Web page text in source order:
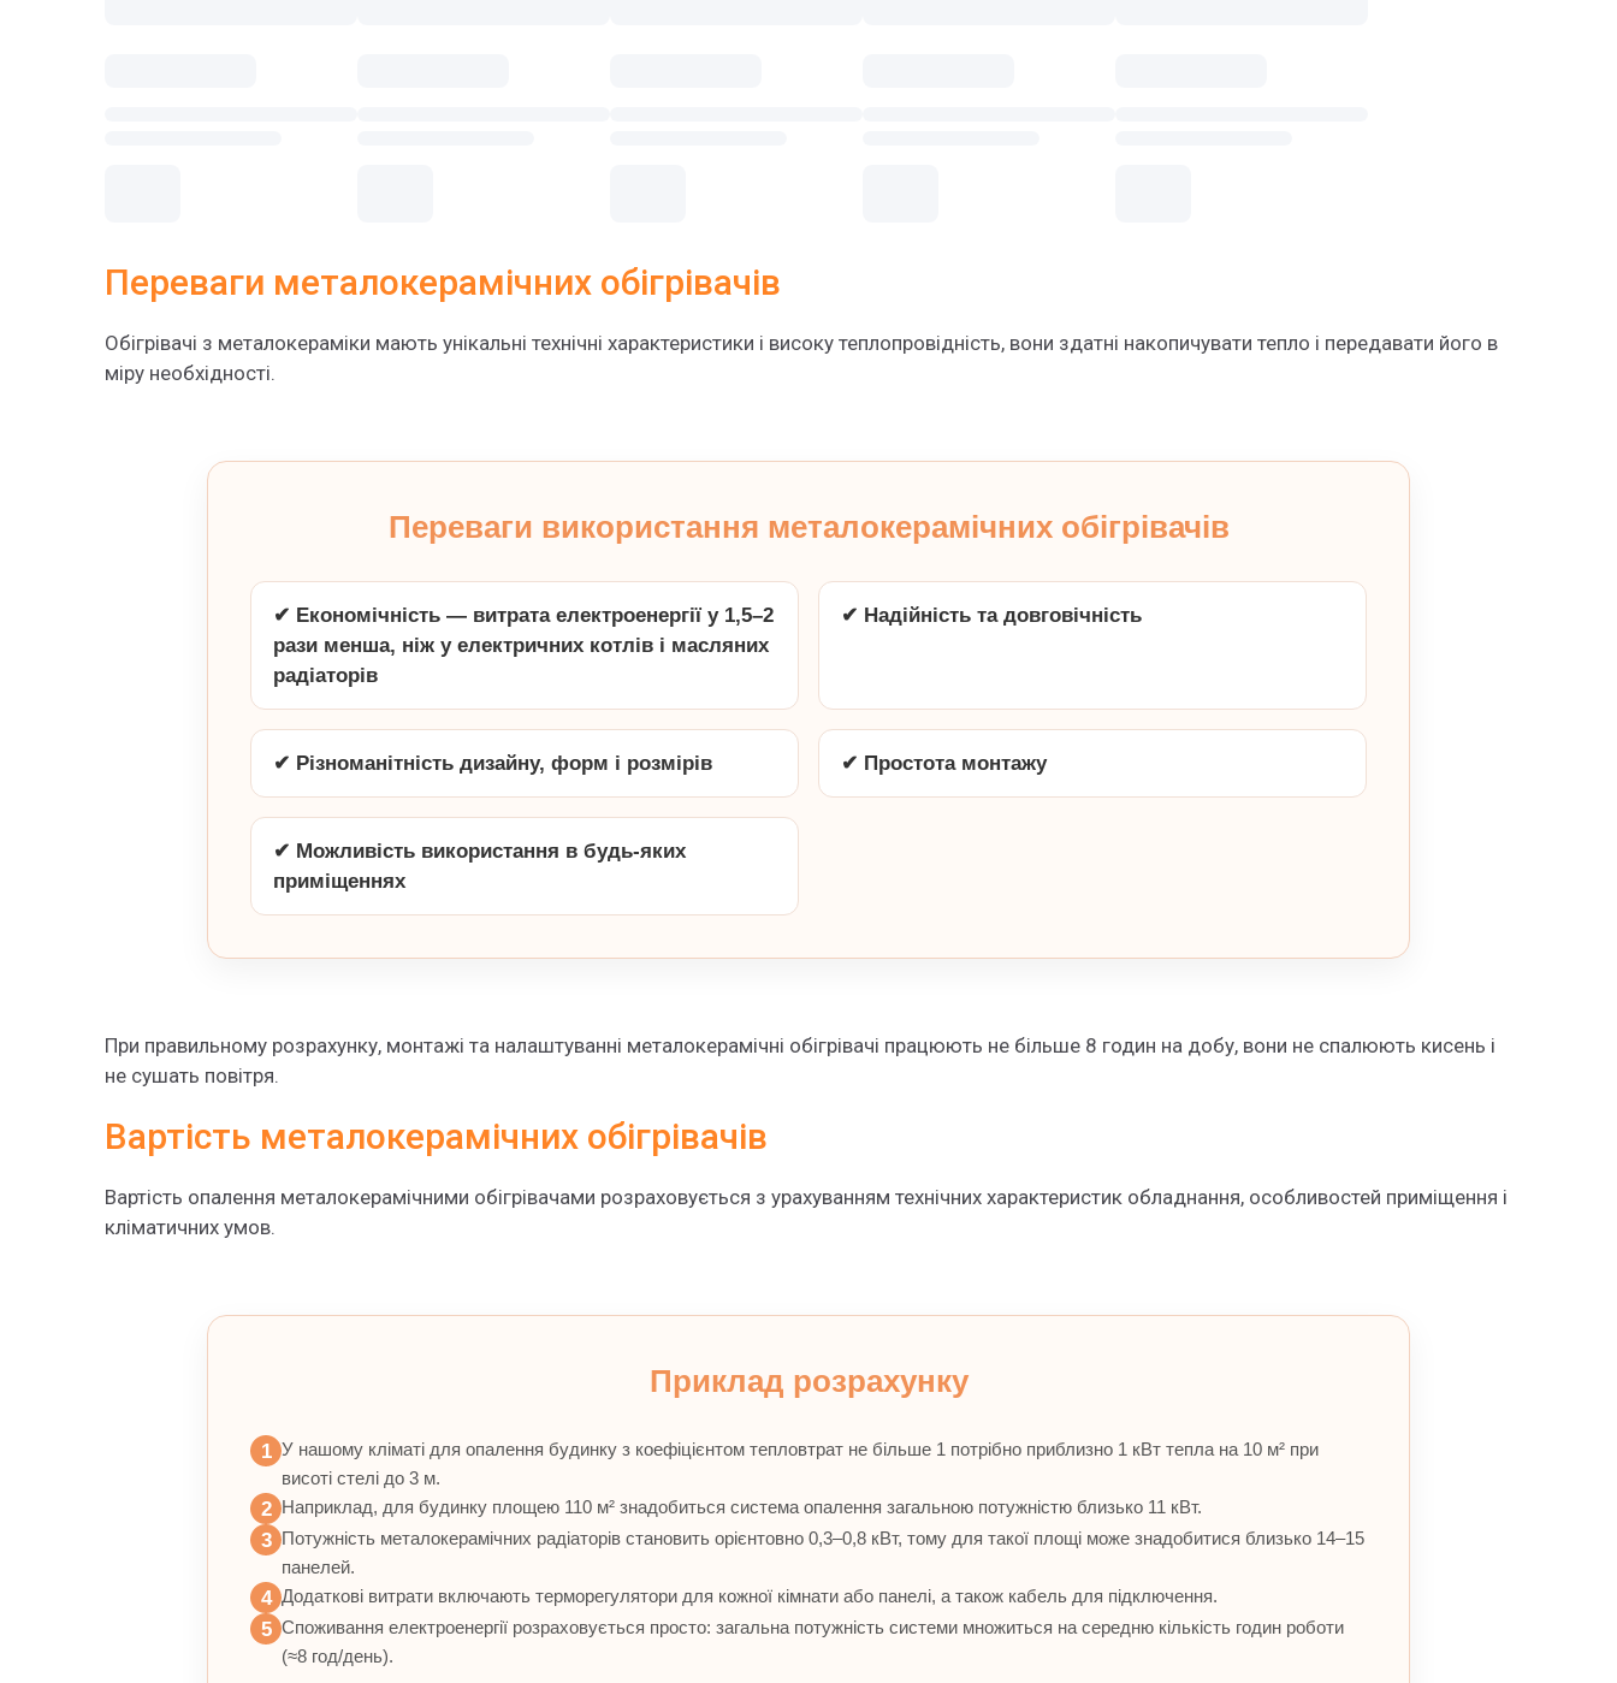
Переваги металокерамічних обігрівачів
Обігрівачі з металокераміки мають унікальні технічні характеристики і високу теплопровідність, вони здатні накопичувати тепло і передавати його в
міру необхідності.
Переваги використання металокерамічних обігрівачів
✔ Економічність — витрата електроенергії у 1,5–2
рази менша, ніж у електричних котлів і масляних
радіаторів
✔ Надійність та довговічність
✔ Різноманітність дизайну, форм і розмірів ✔ Простота монтажу
✔ Можливість використання в будь-яких
приміщеннях
При правильному розрахунку, монтажі та налаштуванні металокерамічні обігрівачі працюють не більше 8 годин на добу, вони не спалюють кисень і
не сушать повітря.
Вартість металокерамічних обігрівачів
Вартість опалення металокерамічними обігрівачами розраховується з урахуванням технічних характеристик обладнання, особливостей приміщення і
кліматичних умов.
Приклад розрахунку
1 У нашому кліматі для опалення будинку з коефіцієнтом тепловтрат не більше 1 потрібно приблизно 1 кВт тепла на 10 м² при
висоті стелі до 3 м.
2 Наприклад, для будинку площею 110 м² знадобиться система опалення загальною потужністю близько 11 кВт.
3 Потужність металокерамічних радіаторів становить орієнтовно 0,3–0,8 кВт, тому для такої площі може знадобитися близько 14–15
панелей.
4 Додаткові витрати включають терморегулятори для кожної кімнати або панелі, а також кабель для підключення.
5 Споживання електроенергії розраховується просто: загальна потужність системи множиться на середню кількість годин роботи
(≈8 год/день).